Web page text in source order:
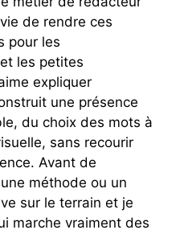
de rendre ces
pour les
les petites
expliquer
une présence
du choix des mots à
sans recourir
Avant de
méthode ou un
sur le terrain et je
marche vraiment des